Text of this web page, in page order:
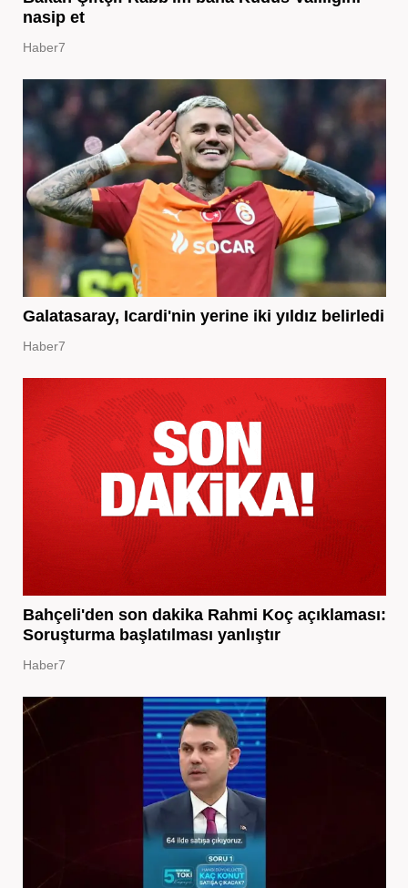
nasip et
Haber7
Galatasaray, Icardi'nin yerine iki yıldız belirledi
Haber7
Bahçeli'den son dakika Rahmi Koç açıklaması:
Soruşturma başlatılması yanlıştır
Haber7